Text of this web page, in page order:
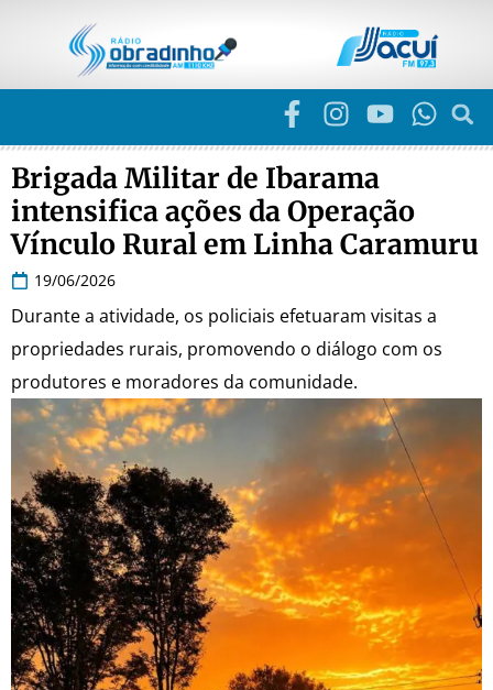
Brigada Militar de Ibarama
intensifica ações da Operação
Vínculo Rural em Linha Caramuru
19/06/2026
Durante a atividade, os policiais efetuaram visitas a
propriedades rurais, promovendo o diálogo com os
produtores e moradores da comunidade.